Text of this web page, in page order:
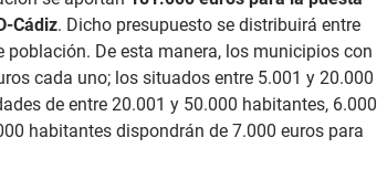
Cádiz. Dicho presupuesto se distribuirá entre
De esta manera, los municipios con
cada uno; los situados entre 5.001 y 20.000
de entre 20.001 y 50.000 habitantes, 6.000
habitantes dispondrán de 7.000 euros para